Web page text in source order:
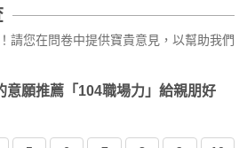
請您在問卷中提供寶貴意見，以幫助我們
意願推薦「104職場力」給親朋好